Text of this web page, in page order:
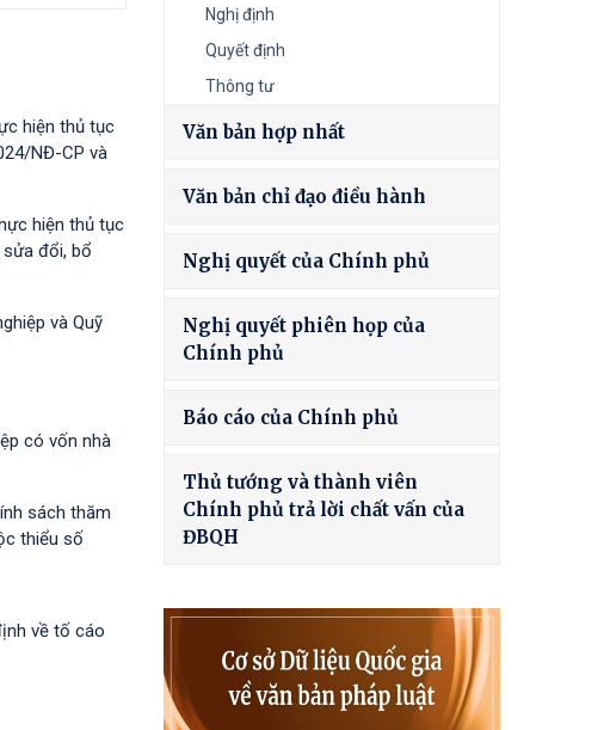
hiện thủ tục
NĐ-CP và
hiện thủ tục
đổi, bổ
và Quỹ
có vốn nhà
sách thăm
thiểu số
về tố cáo
Nghị định
Quyết định
Thông tư
Văn bản hợp nhất
Văn bản chỉ đạo điều hành
Nghị quyết của Chính phủ
Nghị quyết phiên họp của
Chính phủ
Báo cáo của Chính phủ
Thủ tướng và thành viên
Chính phủ trả lời chất vấn của
ĐBQH